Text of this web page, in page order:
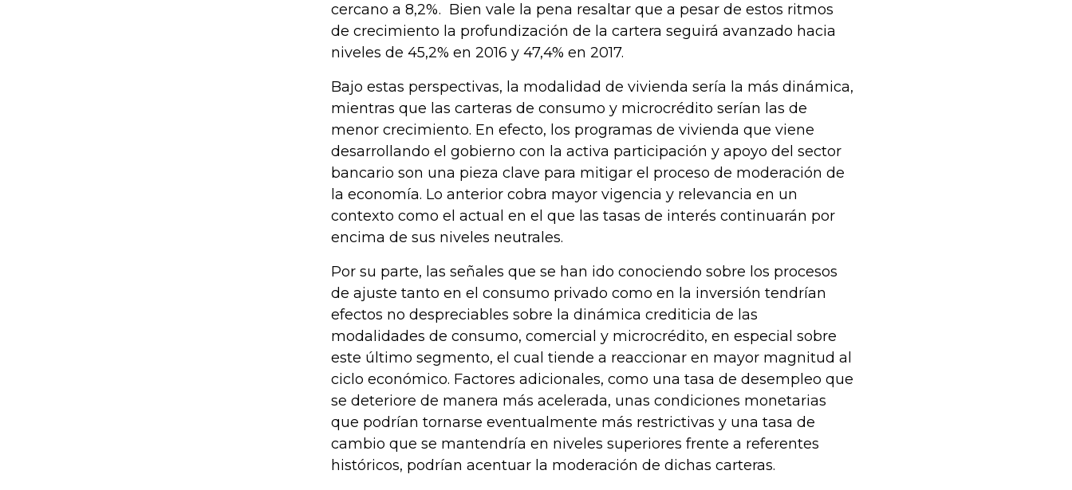
cercano a 8,2%. Bien vale la pena resaltar que a pesar de estos ritmos
de crecimiento la profundización de la cartera seguirá avanzado hacia
niveles de 45,2% en 2016 y 47,4% en 2017.
Bajo estas perspectivas, la modalidad de vivienda sería la más dinámica,
mientras que las carteras de consumo y microcrédito serían las de
menor crecimiento. En efecto, los programas de vivienda que viene
desarrollando el gobierno con la activa participación y apoyo del sector
bancario son una pieza clave para mitigar el proceso de moderación de
la economía. Lo anterior cobra mayor vigencia y relevancia en un
contexto como el actual en el que las tasas de interés continuarán por
encima de sus niveles neutrales.
Por su parte, las señales que se han ido conociendo sobre los procesos
de ajuste tanto en el consumo privado como en la inversión tendrían
efectos no despreciables sobre la dinámica crediticia de las
modalidades de consumo, comercial y microcrédito, en especial sobre
este último segmento, el cual tiende a reaccionar en mayor magnitud al
ciclo económico. Factores adicionales, como una tasa de desempleo que
se deteriore de manera más acelerada, unas condiciones monetarias
que podrían tornarse eventualmente más restrictivas y una tasa de
cambio que se mantendría en niveles superiores frente a referentes
históricos, podrían acentuar la moderación de dichas carteras.